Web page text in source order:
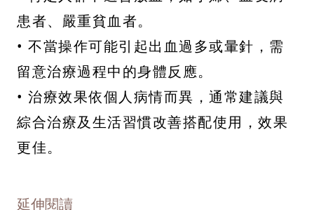
患者、嚴重貧血者。
• 不當操作可能引起出血過多或暈針，需
留意治療過程中的身體反應。
• 治療效果依個人病情而異，通常建議與
綜合治療及生活習慣改善搭配使用，效果
更佳。
延伸閱讀